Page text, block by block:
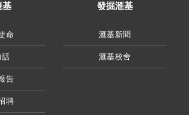
基
命
話
告
聘
發掘滙基
滙基新聞
滙基校舍